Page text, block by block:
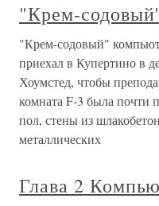
"Крем-
"Крем-содовый"
приехал в Купертино в
Хоумстед, чтобы
комната F-3 была почти
пол, стены из
металлических
Глава 2